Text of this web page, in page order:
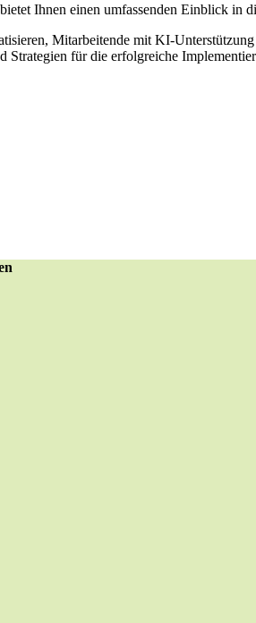
Ihnen einen umfassenden Einblick
Mitarbeitende mit KI-
für die erfolgreiche